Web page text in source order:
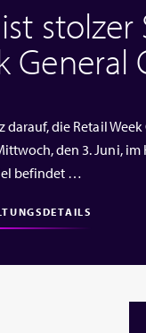
General
darauf, die Retail
den 3. Juni, im
befindet …